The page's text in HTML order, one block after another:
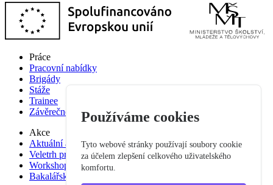
Práce
Pracovní nabídky
Brigády
Stáže
Trainee
Závěrečné práce
Akce
Aktuální akce
Veletrh pracovních příležitostí
Workshop studium pro praxi
Bakalářská praxe
Používáme cookies
Tyto webové stránky používají soubory cookie
za účelem zlepšení celkového uživatelského
komfortu.